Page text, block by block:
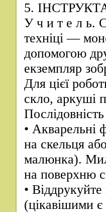
5.
У ч и т е л ь.
техніці —
допомогою
екземпляр
Для цієї
скло, аркуші
• Акварельні
на скельця
малюнка).
на поверхню
•
(цікавішими